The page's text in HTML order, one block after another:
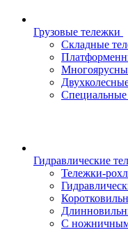
Грузовые тележки
Складные
Специальные
Гидравлические
Тележки-
С